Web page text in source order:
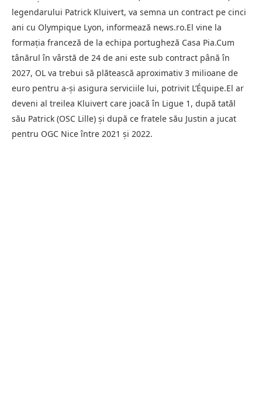
legendarului Patrick Kluivert, va semna un contract pe cinci
ani cu Olympique Lyon, informează news.ro.El vine la
formaţia franceză de la echipa portugheză Casa Pia.Cum
tânărul în vârstă de 24 de ani este sub contract până în
2027, OL va trebui să plătească aproximativ 3 milioane de
euro pentru a-şi asigura serviciile lui, potrivit L’Équipe.El ar
deveni al treilea Kluivert care joacă în Ligue 1, după tatăl
său Patrick (OSC Lille) şi după ce fratele său Justin a jucat
pentru OGC Nice între 2021 şi 2022.